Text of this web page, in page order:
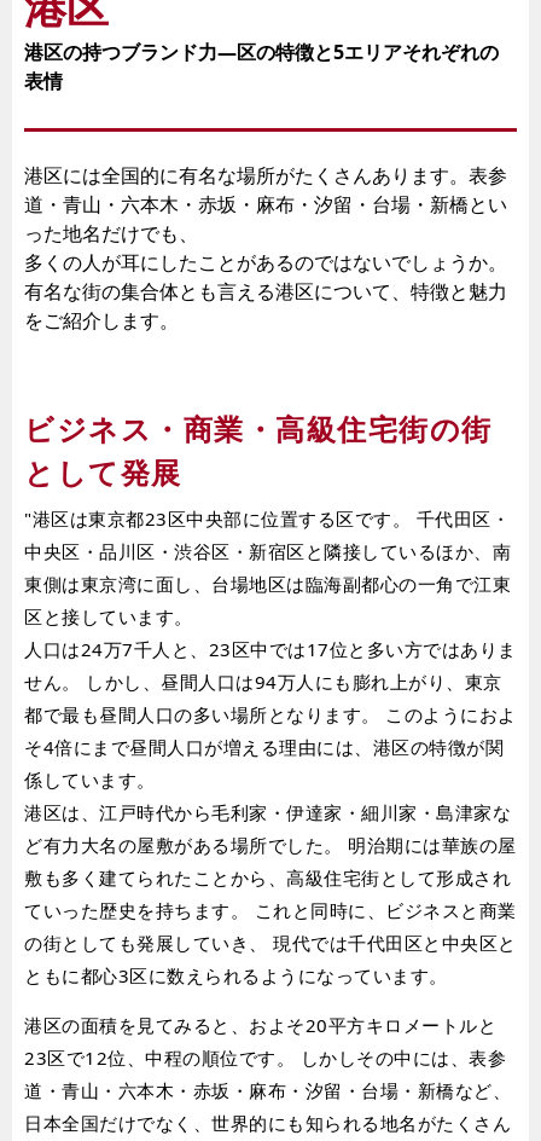
港区の持つブランド力―区の特徴と5エリアそれぞれの
表情
港区には全国的に有名な場所がたくさんあります。表参
道・青山・六本木・赤坂・麻布・汐留・台場・新橋とい
った地名だけでも、
多くの人が耳にしたことがあるのではないでしょうか。
有名な街の集合体とも言える港区について、特徴と魅力
をご紹介します。
ビジネス・商業・高級住宅街の街
として発展
"港区は東京都23区中央部に位置する区です。 千代田区・
中央区・品川区・渋谷区・新宿区と隣接しているほか、南
東側は東京湾に面し、台場地区は臨海副都心の一角で江東
区と接しています。
人口は24万7千人と、23区中では17位と多い方ではありま
せん。 しかし、昼間人口は94万人にも膨れ上がり、東京
都で最も昼間人口の多い場所となります。 このようにおよ
そ4倍にまで昼間人口が増える理由には、港区の特徴が関
係しています。
港区は、江戸時代から毛利家・伊達家・細川家・島津家な
ど有力大名の屋敷がある場所でした。 明治期には華族の屋
敷も多く建てられたことから、高級住宅街として形成され
ていった歴史を持ちます。 これと同時に、ビジネスと商業
の街としても発展していき、 現代では千代田区と中央区と
ともに都心3区に数えられるようになっています。
港区の面積を見てみると、およそ20平方キロメートルと
23区で12位、中程の順位です。 しかしその中には、表参
道・青山・六本木・赤坂・麻布・汐留・台場・新橋など、
日本全国だけでなく、世界的にも知られる地名がたくさん